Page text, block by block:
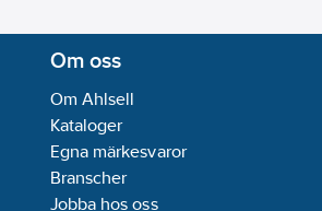
Om oss
Om Ahlsell
Kataloger
Egna märkesvaror
Branscher
Jobba hos oss